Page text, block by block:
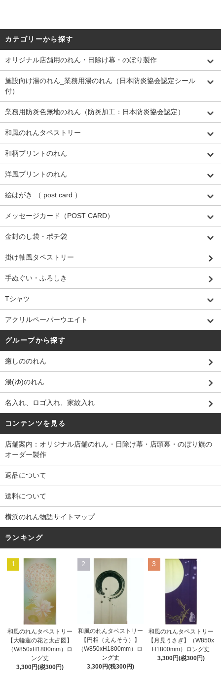
カテゴリーから探す
オリジナル店舗用のれん・日除け幕・のぼり製作
施設向け湯のれん_業務用湯のれん（日本防炎協会認定シール
付）
業務用防炎色無地のれん（防炎加工：日本防炎協会認定）
和風のれんタペストリー
和柄プリントのれん
洋風プリントのれん
絵はがき （ post card ）
メッセージカード（POST CARD）
金封のし袋・ポチ袋
掛け軸風タペストリー
手ぬぐい・ふろしき
Tシャツ
アクリルペーパーウエイト
グループから探す
癒しののれん
湯(ゆ)のれん
名入れ、ロゴ入れ、家紋入れ
コンテンツを見る
店舗案内：オリジナル店舗のれん・日除け幕・店頭幕・のぼり旗の
オーダー製作
返品について
送料について
横浜のれん物語サイトマップ
ランキング
1
和風のれんタペストリー
【大輪蓮の花と太占図】
（W850xH1800mm）ロ
ング丈
3,300円(税300円)
2
和風のれんタペストリー
【円相（えんそう）】
（W850xH1800mm）ロ
ング丈
3,300円(税300円)
3
和風のれんタペストリー
【月見うさぎ】（W850x
H1800mm）ロング丈
3,300円(税300円)